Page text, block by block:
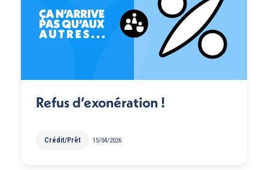
Refus d’exonération !
Crédit/Prêt 15/04/2026